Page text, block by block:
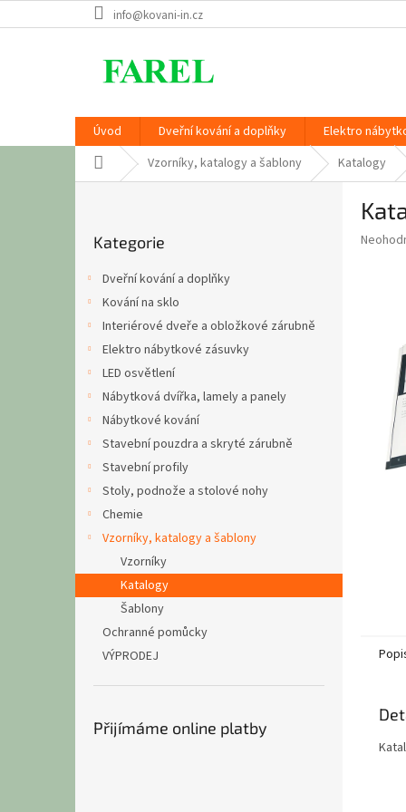
na
info@kovani-in.cz
Úvod Dveřní kování a doplňky Elektro
Domů Vzorníky, katalogy a šablony Katalogy
kategorie
Kategorie
Dveřní kování a doplňky
Kování na sklo
Interiérové dveře a obložkové zárubně
Elektro nábytkové zásuvky
LED osvětlení
Nábytková dvířka, lamely a panely
Nábytkové kování
Stavební pouzdra a skryté zárubně
Stavební profily
Stoly, podnože a stolové nohy
Chemie
Vzorníky, katalogy a šablony
Vzorníky
Katalogy
Šablony
Ochranné pomůcky
VÝPRODEJ
Přijímáme online platby